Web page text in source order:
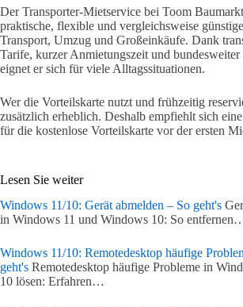
Der Transporter-Mietservice bei Toom
praktische, flexible und vergleichsweise
Transport, Umzug und Großeinkäufe. Dank
Tarife, kurzer Anmietungszeit und
eignet er sich für viele Alltagssituationen.
Wer die Vorteilskarte nutzt und frühzeitig
zusätzlich erheblich. Deshalb empfiehlt sich
für die kostenlose Vorteilskarte vor der ersten
Lesen Sie weiter
Windows 11/10: Gerät abmelden – So geht's
in Windows 11 und Windows 10: So
Windows 11/10: Remotedesktop häufige
geht's Remotedesktop häufige Probleme in
10 lösen: Erfahren…